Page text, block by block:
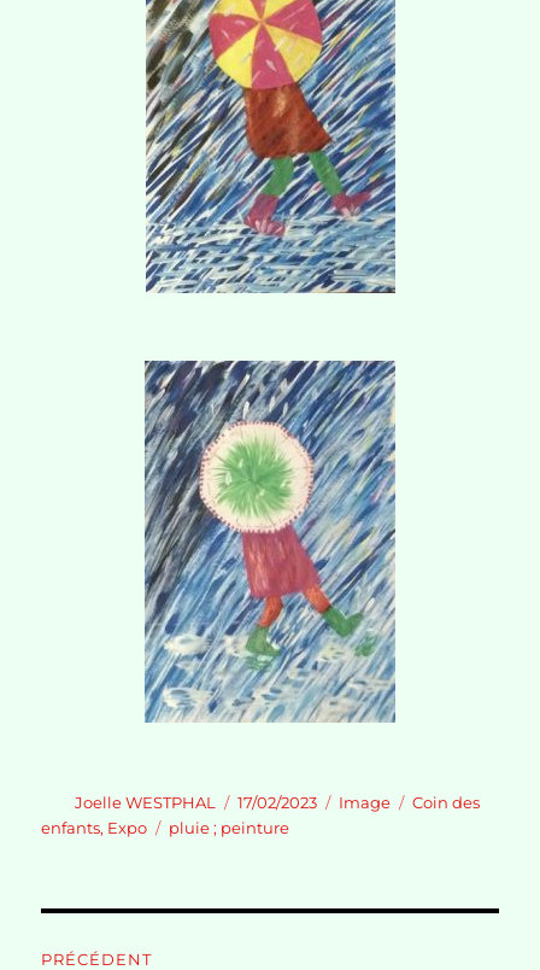
Auteur
Joelle WESTPHAL
Publié
le
17/02/2023 Format
Image Catégories
Coin des
enfants, Expo Étiquettes
pluie ; peinture
PRÉCÉDENT